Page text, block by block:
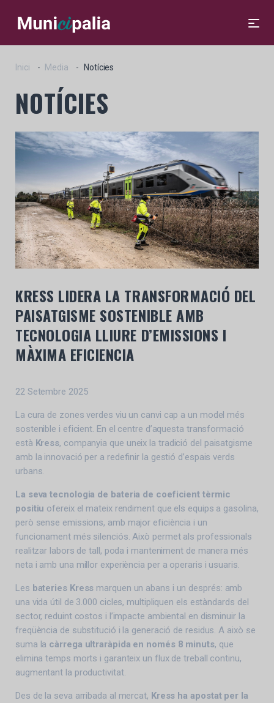
Inici Media Notícies
NOTÍCIES
KRESS LIDERA LA TRANSFORMACIÓ DEL
PAISATGISME SOSTENIBLE AMB
TECNOLOGIA LLIURE D’EMISSIONS I
MÀXIMA EFICIENCIA
22 Setembre 2025
La cura de zones verdes viu un canvi cap a un model més
sostenible i eficient. En el centre d’aquesta transformació
està Kress, companyia que uneix la tradició del paisatgisme
amb la innovació per a redefinir la gestió d’espais verds
urbans.
La seva tecnologia de bateria de coeficient tèrmic
positiu ofereix el mateix rendiment que els equips a gasolina,
però sense emissions, amb major eficiència i un
funcionament més silenciós. Això permet als professionals
realitzar labors de tall, poda i manteniment de manera més
neta i amb una millor experiència per a operaris i usuaris.
Les bateries Kress marquen un abans i un després: amb
una vida útil de 3.000 cicles, multipliquen els estàndards del
sector, reduint costos i l’impacte ambiental en disminuir la
freqüència de substitució i la generació de residus. A això se
suma la càrrega ultraràpida en només 8 minuts, que
elimina temps morts i garanteix un flux de treball continu,
augmentant la productivitat.
Des de la seva arribada al mercat, Kress ha apostat per la